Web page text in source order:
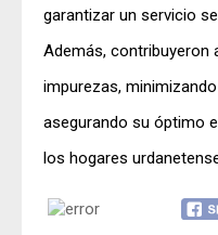
garantizar un servicio
Además, contribuyeron
impurezas,
asegurando su óptimo
los hogares